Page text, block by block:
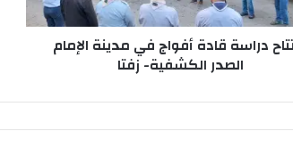
دراسة قادة أفواج في مدينة الإمام
الصدر الكشفية- زفتا